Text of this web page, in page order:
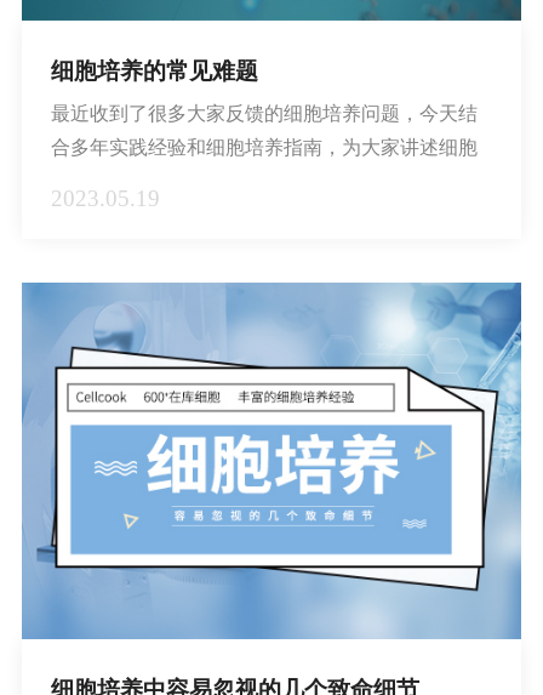
细胞培养的常见难题
最近收到了很多大家反馈的细胞培养问题，今天结
合多年实践经验和细胞培养指南，为大家讲述细胞
2023.05.19
细胞培养中容易忽视的几个致命细节